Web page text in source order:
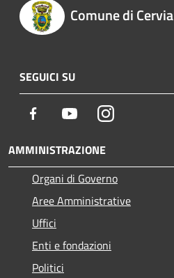
Comune di Cervia
SEGUICI SU
Facebook YoutubeInstagram
AMMINISTRAZIONE
Organi di Governo
Aree Amministrative
Uffici
Enti e fondazioni
Politici